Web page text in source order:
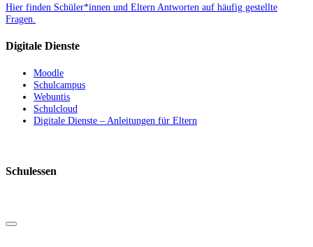
Hier finden Schüler*innen und Eltern Antworten auf häufig gestellte
Fragen.
Digitale Dienste
Moodle
Schulcampus
Webuntis
Schulcloud
Digitale Dienste – Anleitungen für Eltern
Schulessen